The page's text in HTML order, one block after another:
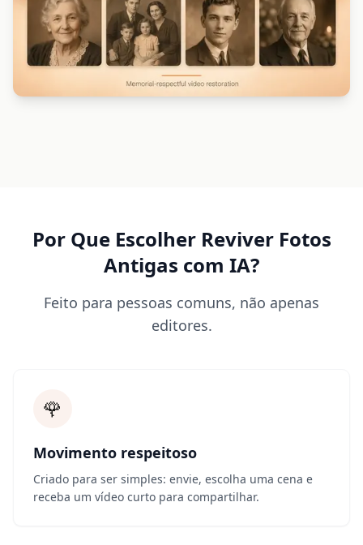
Por Que Escolher Reviver Fotos
Antigas com IA?
Feito para pessoas comuns, não apenas
editores.
🌹
Movimento respeitoso
Criado para ser simples: envie, escolha uma cena e
receba um vídeo curto para compartilhar.